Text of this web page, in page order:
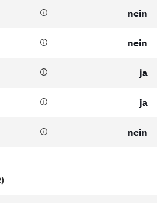
nein
nein
ja
ja
nein